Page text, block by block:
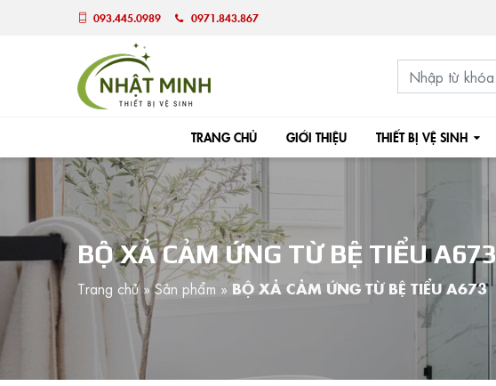
093.445.0989 0971.843.867
TRANG CHỦ GIỚI THIỆU THIẾT BỊ VỆ SINH
BỘ XẢ CẢM ỨNG TỪ BỆ TIỂU A673
Trang chủ»Sản phẩm »BỘ XẢ CẢM ỨNG TỪ BỆ TIỂU A673